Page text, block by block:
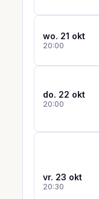
wo. 21 okt
20:00
do. 22 okt
20:00
vr. 23 okt
20:30